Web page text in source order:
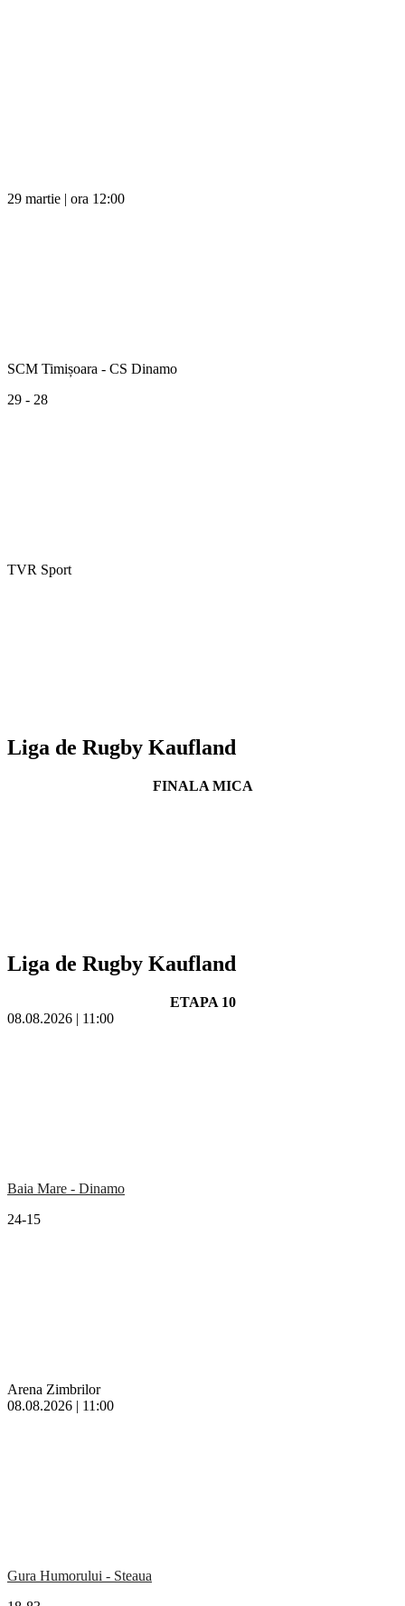
29 martie | ora 12:00
SCM Timișoara - CS Dinamo
29 - 28
TVR Sport
Liga de Rugby Kaufland
FINALA MICA
Liga de Rugby Kaufland
ETAPA 10
08.08.2026 | 11:00
Baia Mare - Dinamo
24-15
Arena Zimbrilor
08.08.2026 | 11:00
Gura Humorului - Steaua